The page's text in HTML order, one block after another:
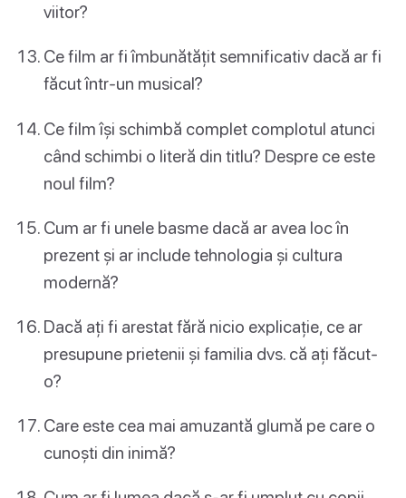
viitor?
Ce film ar fi îmbunătățit semnificativ dacă ar fi
făcut într-un musical?
Ce film își schimbă complet complotul atunci
când schimbi o literă din titlu? Despre ce este
noul film?
Cum ar fi unele basme dacă ar avea loc în
prezent și ar include tehnologia și cultura
modernă?
Dacă ați fi arestat fără nicio explicație, ce ar
presupune prietenii și familia dvs. că ați făcut-
o?
Care este cea mai amuzantă glumă pe care o
cunoști din inimă?